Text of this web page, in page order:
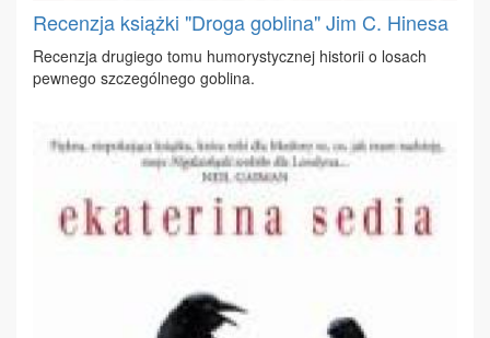
Recenzja książki "Droga goblina" Jim C. Hinesa
Re­cen­zja dru­gie­go to­mu hu­mo­ry­stycz­nej hi­sto­rii o lo­sach
pew­ne­go szcze­gól­ne­go go­bli­na.